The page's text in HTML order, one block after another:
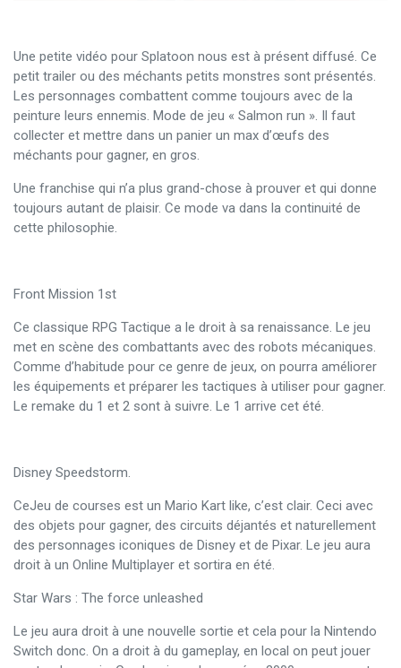
Une petite vidéo pour Splatoon nous est à présent diffusé. Ce
petit trailer ou des méchants petits monstres sont présentés.
Les personnages combattent comme toujours avec de la
peinture leurs ennemis. Mode de jeu « Salmon run ». Il faut
collecter et mettre dans un panier un max d’œufs des
méchants pour gagner, en gros.
Une franchise qui n’a plus grand-chose à prouver et qui donne
toujours autant de plaisir. Ce mode va dans la continuité de
cette philosophie.
Front Mission 1st
Ce classique RPG Tactique a le droit à sa renaissance. Le jeu
met en scène des combattants avec des robots mécaniques.
Comme d’habitude pour ce genre de jeux, on pourra améliorer
les équipements et préparer les tactiques à utiliser pour gagner.
Le remake du 1 et 2 sont à suivre. Le 1 arrive cet été.
Disney Speedstorm.
CeJeu de courses est un Mario Kart like, c’est clair. Ceci avec
des objets pour gagner, des circuits déjantés et naturellement
des personnages iconiques de Disney et de Pixar. Le jeu aura
droit à un Online Multiplayer et sortira en été.
Star Wars : The force unleashed
Le jeu aura droit à une nouvelle sortie et cela pour la Nintendo
Switch donc. On a droit à du gameplay, en local on peut jouer